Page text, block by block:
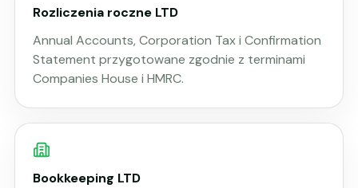
Rozliczenia roczne LTD
Annual Accounts, Corporation Tax i Confirmation
Statement przygotowane zgodnie z terminami
Companies House i HMRC.
Bookkeeping LTD